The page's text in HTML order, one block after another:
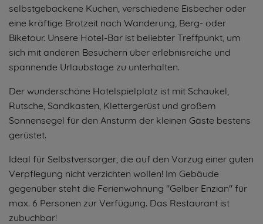
selbstgebackene Kuchen, verschiedene Eisbecher oder
eine kräftige Brotzeit nach Wanderung, Berg- oder
Biketour. Unsere Hotel-Bar ist beliebter Treffpunkt, um
sich mit anderen Besuchern über erlebnisreiche und
spannende Urlaubstage zu unterhalten.
Der wunderschöne Hotelspielplatz ist mit Schaukel,
Rutsche, Sandkasten, Klettergerüst und großem
Sonnensegel für den Ansturm der kleinen Gäste bestens
gerüstet.
Ideal für Selbstversorger, die auf den Vorzug einer guten
Verpflegung nicht verzichten wollen! Im Gebäude
gegenüber steht die Ferienwohnung "Gelber Enzian" für
max. 6 Personen zur Verfügung. Das Restaurant ist
zubuchbar!